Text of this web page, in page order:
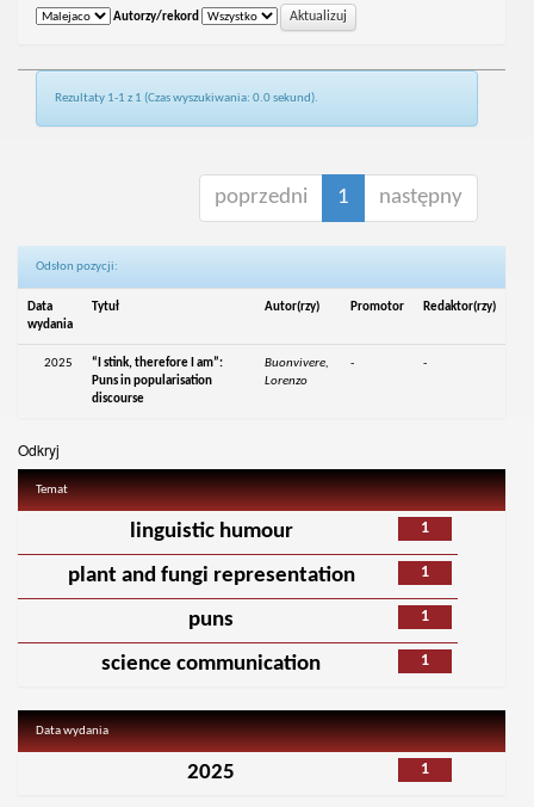
Autorzy/rekord
Rezultaty 1-1 z 1 (Czas wyszukiwania: 0.0 sekund).
poprzedni 1 następny
Odsłon pozycji:
Data
wydania
Tytuł Autor(rzy) Promotor Redaktor(rzy)
2025
“I stink, therefore I am”:
Puns in popularisation
discourse
Buonvivere,
Lorenzo
- -
Odkryj
Temat
1
linguistic humour
1
plant and fungi representation
1
puns
1
science communication
Data wydania
1
2025